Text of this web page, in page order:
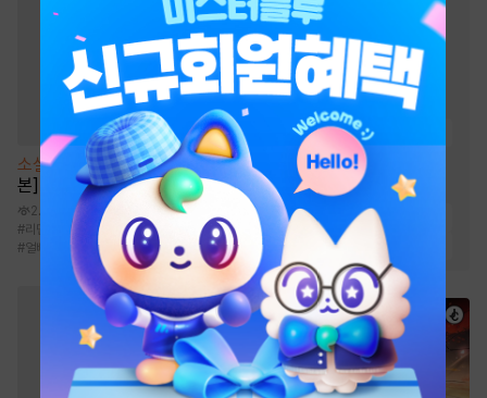
소설 [BL] Call Call Call [단행
본]
2.1만
#리맨물 츤데레공 #사내연애
재벌공
#얼빠수
인기 키워드
절륜공 # 다정공 #친구
#연하공
고수위
#상처수
연상수 #집착공
강공 #친구>연인
#미남공
츤데레수
현대물 대형견공
다정수 #